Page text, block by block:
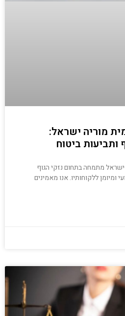
מוריה ישראל:
ותביעות ביטוח
ישראל מתמחה בתחום נזקי הגוף
ללקוחותיו. אנו מאמינים